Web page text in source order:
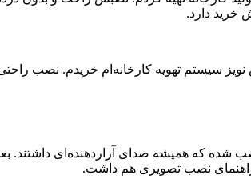
دارد.
نویز سیستم تهویه کارخانه‌ام خریدم. نصب
شده که همیشه صدای آزاردهنده‌ای
راهنمای نصب تصویری هم داشت.